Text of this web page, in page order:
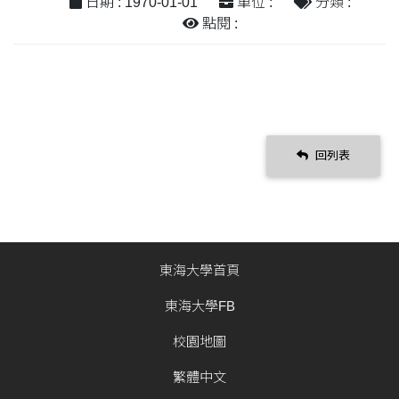
點閱 :
回列表
東海大學首頁
東海大學FB
校園地圖
繁體中文